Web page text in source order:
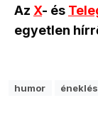
Az X- és
egyetlen
humor éneklés